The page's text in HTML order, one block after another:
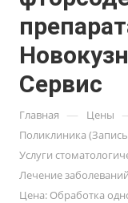
Сервис
Главная — Цены
Поликлиника
Услуги
Лечение
Цена: Обработка